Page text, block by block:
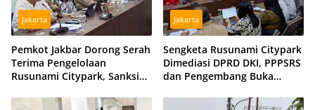
Jakarta
Pemkot Jakbar Dorong Serah
Terima Pengelolaan
Rusunami Citypark, Sanksi
Berlarut
Jakarta
Sengketa Rusunami Citypark
Dimediasi DPRD DKI, PPPSRS
dan Pengembang Buka